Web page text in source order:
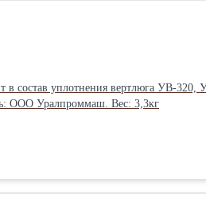
320, УВ-250. Материал Сталь 38ХА ГОСТ 4543-2016 или 40Х ГОСТ 4543-2016.
ООО Уралпроммаш. Вес: 3,3кг